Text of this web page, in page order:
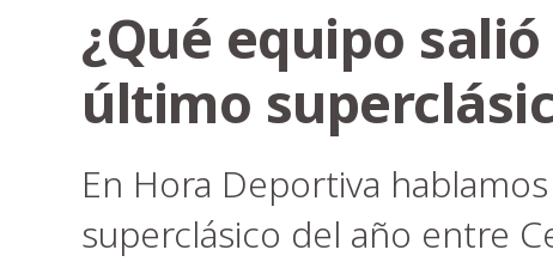
¿Qué equipo
último
En Hora Deportiva
superclásico del año entre